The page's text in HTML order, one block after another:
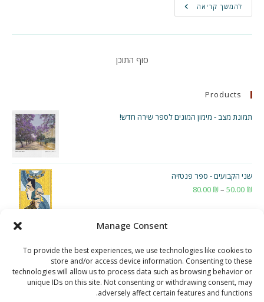
Manage Consent
To provide the best experiences, we use technologies like cookies to
store and/or access device information. Consenting to these
technologies will allow us to process data such as browsing behavior or
unique IDs on this site. Not consenting or withdrawing consent, may
adversely affect certain features and functions.
להמשך קריאה יאוש
סוף התוכן
Products
תמונת מצב - מימון המונים לספר שירה חדש!
שני הקבועים - ספר פנטזיה
50.00 ₪
–
80.00 ₪